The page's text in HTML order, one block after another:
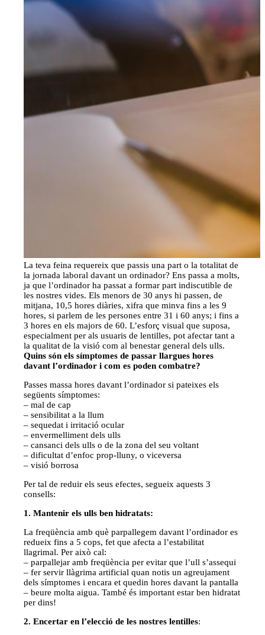
La teva feina requereix que passis una part o la totalitat de
la jornada laboral davant un ordinador? Ens passa a molts,
ja que l’ordinador ha passat a formar part indiscutible de
les nostres vides. Els menors de 30 anys hi passen, de
mitjana, 10,5 hores diàries, xifra que minva fins a les 9
hores, si parlem de les persones entre 31 i 60 anys; i fins a
3 hores en els majors de 60. L’esforç visual que suposa,
especialment per als usuaris de lentilles, pot afectar tant a
la qualitat de la visió com al benestar general dels ulls.
Quins són els símptomes de passar llargues hores
davant l’ordinador i com es poden combatre?
Passes massa hores davant l’ordinador si pateixes els
següents símptomes: ­
– mal de cap ­
– sensibilitat a la llum ­
– sequedat i irritació ocular ­
– envermelliment dels ulls ­
– cansanci dels ulls o de la zona del seu voltant ­
– dificultat d’enfoc prop-­lluny, o viceversa ­
– visió borrosa
Per tal de reduir els seus efectes, segueix aquests 3
consells:
1. Mantenir els ulls ben hidratats:
La freqüència amb què parpallegem davant l’ordinador es
redueix fins a 5 cops, fet que afecta a l’estabilitat
llagrimal. Per això cal:
– parpallejar amb freqüència per evitar que l’ull s’assequi ­
– fer servir llàgrima artificial quan notis un agreujament
dels símptomes i encara et quedin hores davant la pantalla ­
– beure molta aigua. També és important estar ben hidratat
per dins!
2. Encertar en l’elecció de les nostres lentilles: